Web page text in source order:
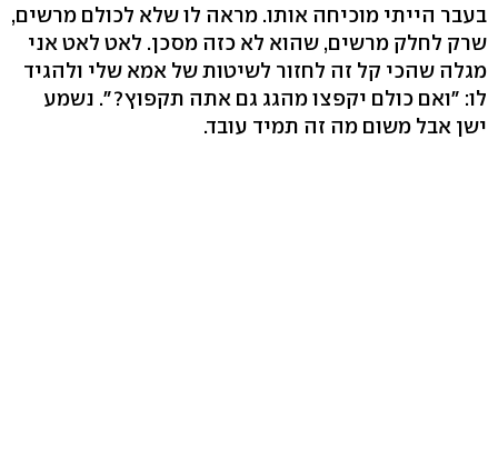
בעבר הייתי מוכיחה אותו. מראה לו שלא לכולם מרשים,
שרק לחלק מרשים, שהוא לא כזה מסכן. לאט לאט אני
מגלה שהכי קל זה לחזור לשיטות של אמא שלי ולהגיד
לו: "ואם כולם יקפצו מהגג גם אתה תקפוץ?". נשמע
ישן אבל משום מה זה תמיד עובד.